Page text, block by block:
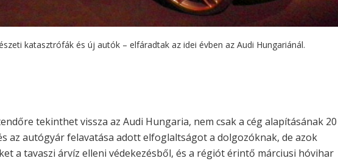
katasztrófák és új autók – elfáradtak az idei évben az Audi Hungariánál.
tekinthet vissza az Audi Hungaria, nem csak a cég alapításának 20
az autógyár felavatása adott elfoglaltságot a dolgozóknak, de azok
a tavaszi árvíz elleni védekezésből, és a régiót érintő márciusi hóvihar